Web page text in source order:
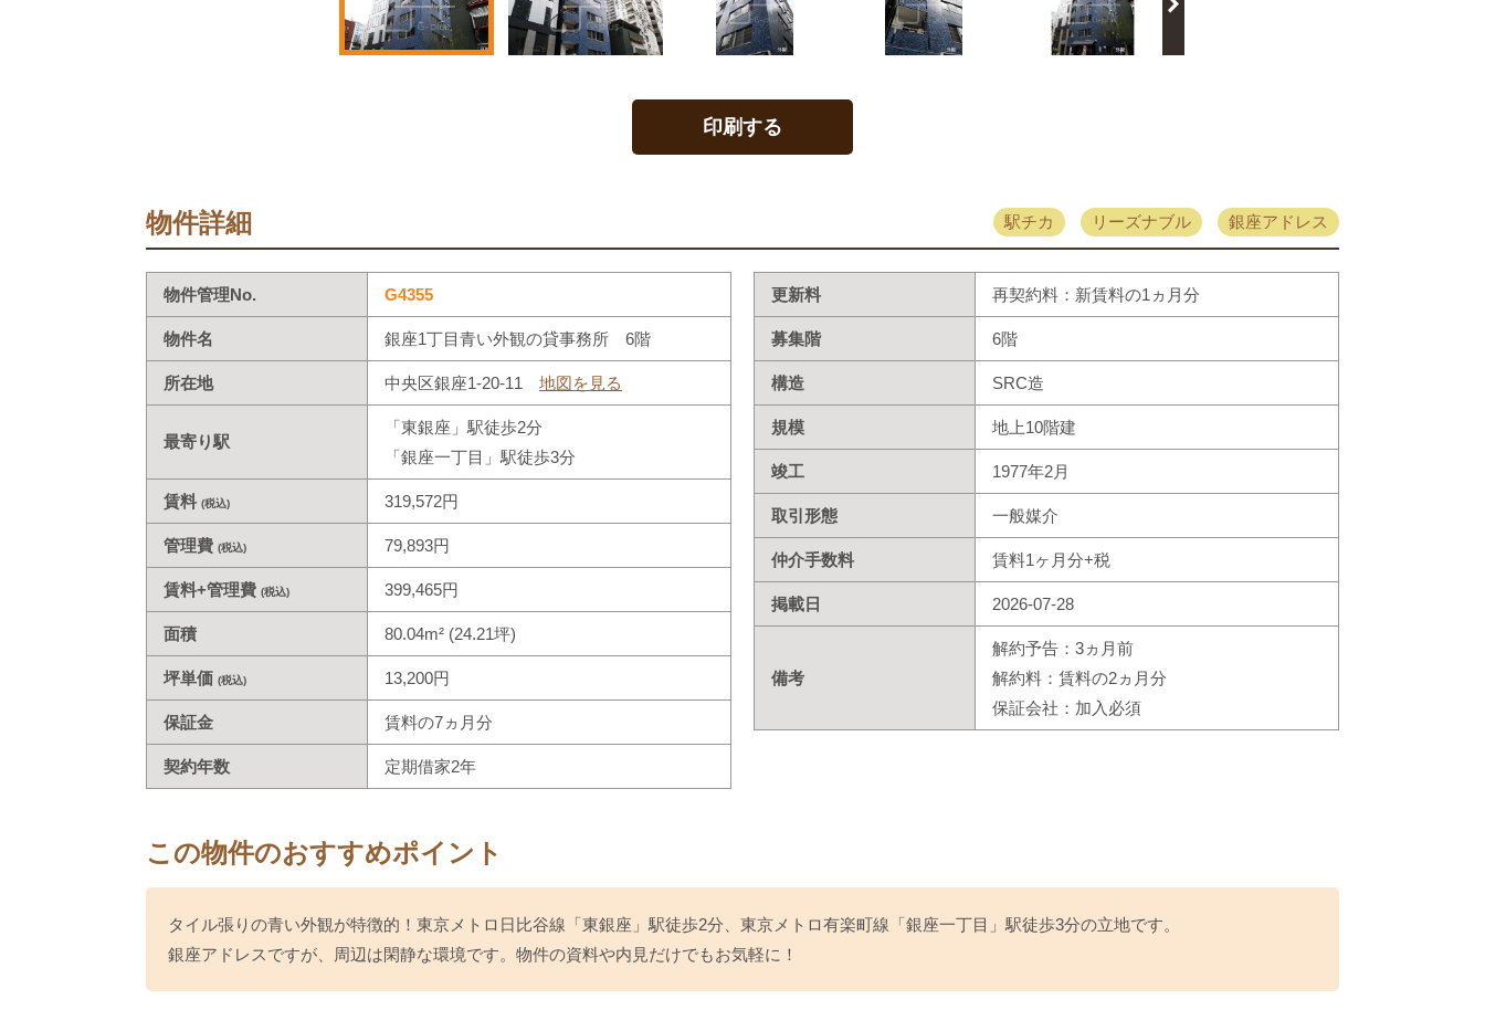
印刷する
物件詳細 駅チカ リーズナブル 銀座アドレス
物件管理No. G4355
物件名 銀座1丁目青い外観の貸事務所 6階
所在地 中央区銀座1-20-11 地図を見る
最寄り駅
「東銀座」駅徒歩2分
「銀座一丁目」駅徒歩3分
賃料 (税込) 319,572円
管理費 (税込) 79,893円
賃料+管理費 (税込) 399,465円
面積 80.04m² (24.21坪)
坪単価 (税込) 13,200円
保証金 賃料の7ヵ月分
契約年数 定期借家2年
更新料 再契約料：新賃料の1ヵ月分
募集階 6階
構造 SRC造
規模 地上10階建
竣工 1977年2月
取引形態 一般媒介
仲介手数料 賃料1ヶ月分+税
掲載日 2026-07-28
備考
解約予告：3ヵ月前
解約料：賃料の2ヵ月分
保証会社：加入必須
この物件のおすすめポイント
タイル張りの青い外観が特徴的！東京メトロ日比谷線「東銀座」駅徒歩2分、東京メトロ有楽町線「銀座一丁目」駅徒歩3分の立地です。
銀座アドレスですが、周辺は閑静な環境です。物件の資料や内見だけでもお気軽に！